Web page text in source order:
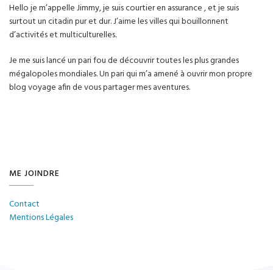
Hello je m’appelle Jimmy, je suis courtier en assurance , et je suis
surtout un citadin pur et dur. J’aime les villes qui bouillonnent
d’activités et multiculturelles.
Je me suis lancé un pari fou de découvrir toutes les plus grandes
mégalopoles mondiales. Un pari qui m’a amené à ouvrir mon propre
blog voyage afin de vous partager mes aventures.
ME JOINDRE
Contact
Mentions Légales